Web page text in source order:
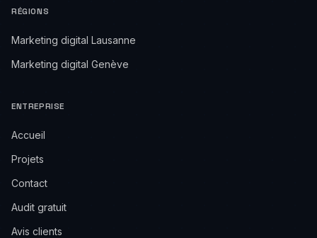
RÉGIONS
Marketing digital Lausanne
Marketing digital Genève
ENTREPRISE
Accueil
Projets
Contact
Audit gratuit
Avis clients